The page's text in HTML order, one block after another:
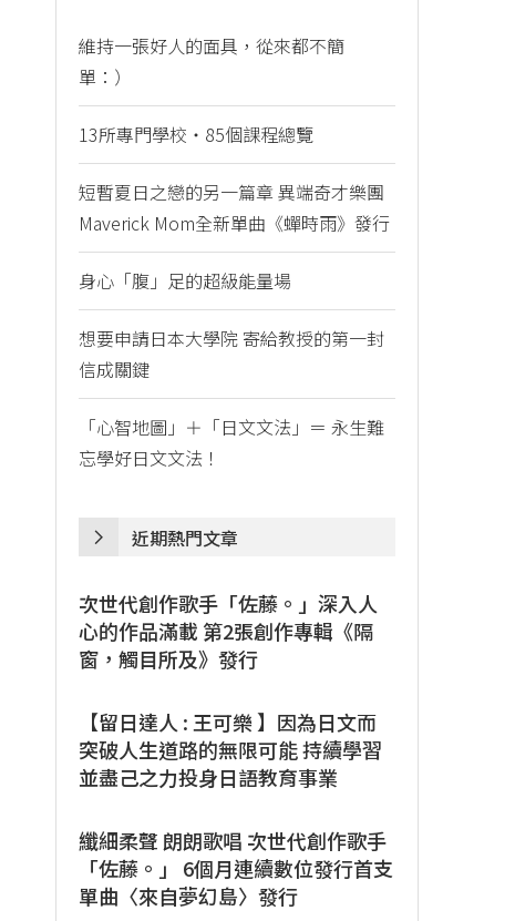
維持一張好人的面具，從來都不簡
單：）
13所專門學校・85個課程總覽
短暫夏日之戀的另一篇章 異端奇才樂團
Maverick Mom全新單曲《蟬時雨》發行
身心「腹」足的超級能量場
想要申請日本大學院 寄給教授的第一封
信成關鍵
「心智地圖」＋「日文文法」＝ 永生難
忘學好日文文法！
近期熱門文章
次世代創作歌手「佐藤。」深入人
心的作品滿載 第2張創作專輯《隔
窗，觸目所及》發行
【留日達人 : 王可樂 】因為日文而
突破人生道路的無限可能 持續學習
並盡己之力投身日語教育事業
纖細柔聲 朗朗歌唱 次世代創作歌手
「佐藤。」 6個月連續數位發行首支
單曲〈來自夢幻島〉發行